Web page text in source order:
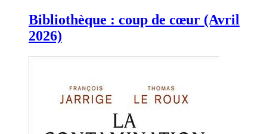
Bibliothèque : coup de cœur (Avril
2026)